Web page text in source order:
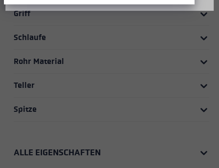
Griff
Schlaufe
Rohr Material
Teller
Spitze
ALLE EIGENSCHAFTEN